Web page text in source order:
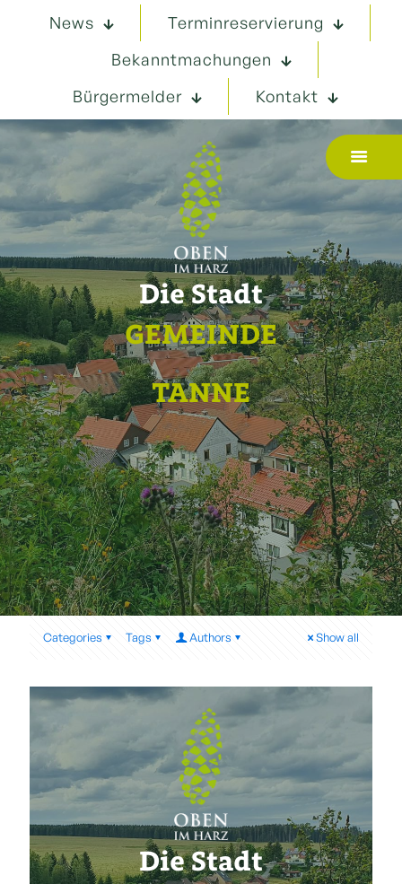
News
Terminreservierung
Bekanntmachungen
Bürgermelder
Kontakt
Die Stadt
GEMEINDE
TANNE
Categories Tags Authors Show all
Die Stadt